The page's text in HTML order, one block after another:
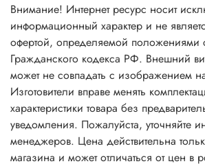
Внимание! Интернет ресурс носит
информационный характер и не
офертой, определяемой положениями
Гражданского кодекса РФ. Внешний
может не совпадать с изображением
Изготовители вправе менять
характеристики товара без
уведомления. Пожалуйста, уточняйте
менеджеров. Цена действительна
магазина и может отличаться от цен в